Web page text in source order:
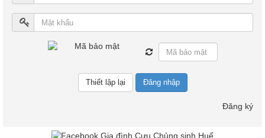
Đăng nhập
Đăng ký